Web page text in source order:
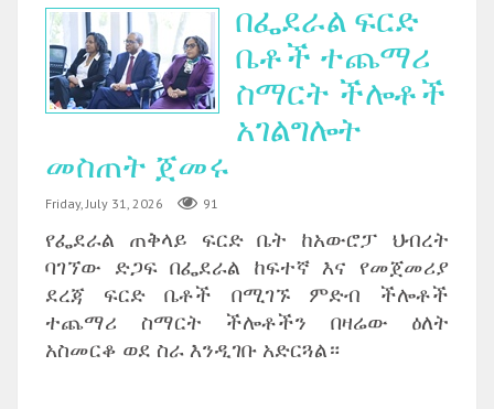
በፌደራል ፍርድ
ቤቶች ተጨማሪ
ስማርት ችሎቶች
አገልግሎት
መስጠት ጀመሩ
Friday, July 31, 2026 91
የፌደራል ጠቅላይ ፍርድ ቤት ከአውሮፓ ህብረት
ባገኘው ድጋፍ በፌደራል ከፍተኛ እና የመጀመሪያ
ደረጃ ፍርድ ቤቶች በሚገኙ ምድብ ችሎቶች
ተጨማሪ ስማርት ችሎቶችን በዛሬው ዕለት
አስመርቆ ወደ ስራ እንዲገቡ አድርጓል።